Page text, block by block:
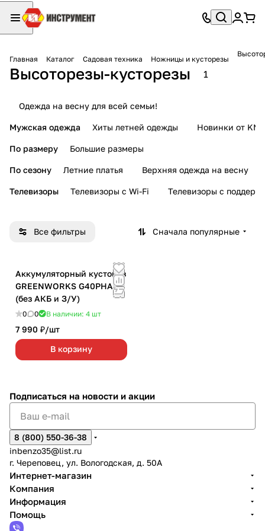
Главная Каталог Садовая техника Ножницы и кусторезы
Высоторезы-кусторезы 1
Одежда на весну для всей семьи!
Мужская одежда Хиты летней одежды Новинки от KMI
По размеру Большие размеры
По сезону Летние платья Верхняя одежда на весну
Телевизоры Телевизоры с Wi-Fi Телевизоры с
Все фильтры Сначала популярные
Аккумуляторный кусторез
GREENWORKS G40PHA
(без АКБ и З/У)
0 0 В наличии: 4 шт
7 990 ₽/шт
В корзину
Подписаться на новости и акции
8 (800) 550-36-38
inbenzo35@list.ru
г. Череповец, ул. Вологодская, д. 50А
Интернет-магазин
Компания
Информация
Помощь